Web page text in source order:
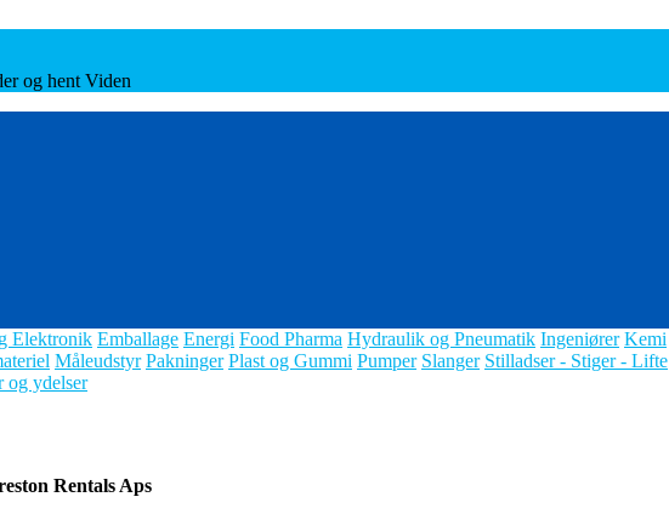
og hent Viden
Elektronik Emballage Energi Food Pharma Hydraulik og Pneumatik Ingeniører Kemi
Måleudstyr Pakninger Plast og Gummi Pumper Slanger Stilladser - Stiger - Lifte
og ydelser
Rentals Aps